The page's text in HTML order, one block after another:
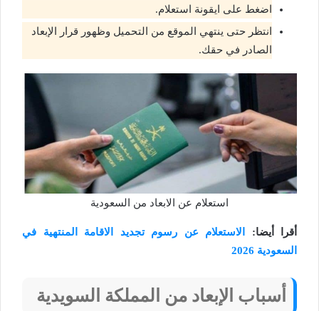
اضغط على ايقونة استعلام.
انتظر حتى ينتهي الموقع من التحميل وظهور قرار الإبعاد
الصادر في حقك.
استعلام عن الابعاد من السعودية
أقرا أيضا:
الاستعلام عن رسوم تجديد الاقامة المنتهية في
السعودية 2026
أسباب الإبعاد من المملكة السويدية